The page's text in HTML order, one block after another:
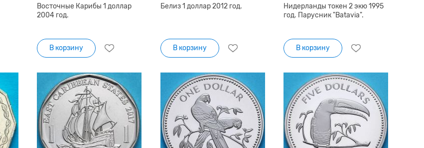
Восточные Карибы 1 доллар
2004 год.
В корзину
Белиз 1 доллар 2012 год.
В корзину
Нидерланды токен 2 экю 1995
год. Парусник "Batavia".
В корзину